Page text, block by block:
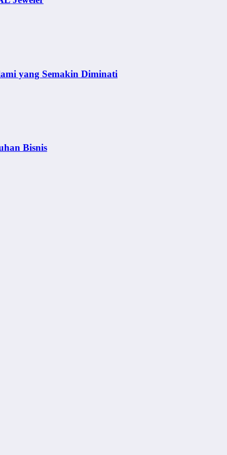
yang Semakin Diminati
Bisnis